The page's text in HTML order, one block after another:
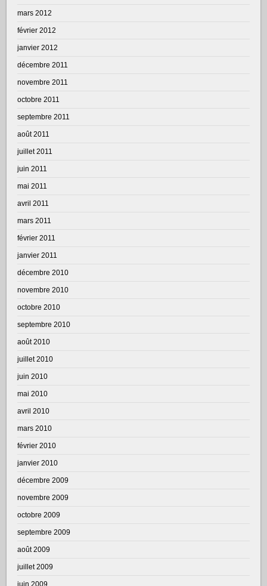
mars 2012
février 2012
janvier 2012
décembre 2011
novembre 2011
octobre 2011
septembre 2011
août 2011
juillet 2011
juin 2011
mai 2011
avril 2011
mars 2011
février 2011
janvier 2011
décembre 2010
novembre 2010
octobre 2010
septembre 2010
août 2010
juillet 2010
juin 2010
mai 2010
avril 2010
mars 2010
février 2010
janvier 2010
décembre 2009
novembre 2009
octobre 2009
septembre 2009
août 2009
juillet 2009
juin 2009